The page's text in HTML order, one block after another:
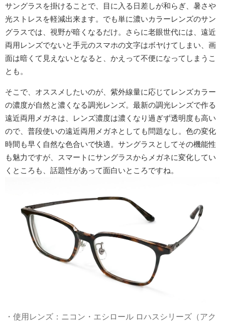
サングラスを掛けることで、目に入る日差しが和らぎ、暑さや
光ストレスを軽減出来ます。でも単に濃いカラーレンズのサン
グラスでは、視野が暗くなるだけ。さらに老眼世代には、遠近
両用レンズでないと手元のスマホの文字はボヤけてしまい、画
面は暗くて見えないとなると、かえって不便になってしまうこ
とも。
そこで、オススメしたいのが、紫外線量に応じてレンズカラー
の濃度が自然と濃くなる調光レンズ。最新の調光レンズで作る
遠近両用メガネは、レンズ濃度は濃くなり過ぎず透明度も高い
ので、普段使いの遠近両用メガネとしても問題なし。色の変化
時間も早く自然な色合いで快適。サングラスとしてその機能性
も魅力ですが、スマートにサングラスからメガネに変化してい
くところも、話題性があって面白いところですね。
・使用レンズ：ニコン・エシロール ロハスシリーズ（アク